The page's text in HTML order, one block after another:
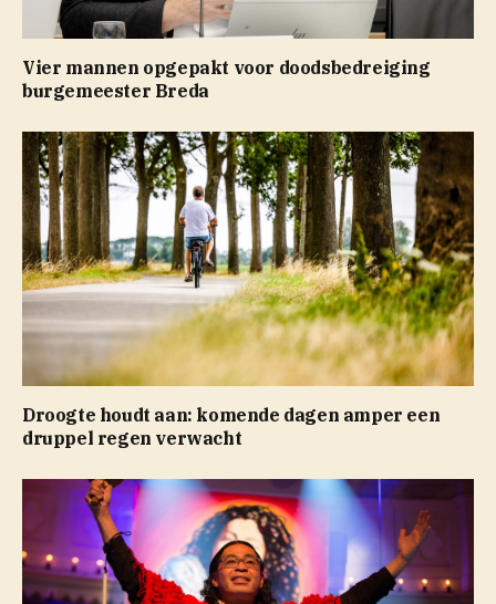
Vier mannen opgepakt voor doodsbedreiging
burgemeester Breda
Droogte houdt aan: komende dagen amper een
druppel regen verwacht